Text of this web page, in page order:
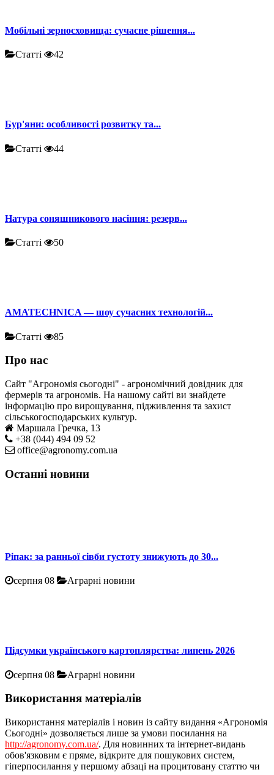
Мобільні зерносховища: сучасне рішення...
Статті 42
Бур'яни: особливості розвитку та...
Статті 44
Натура соняшникового насіння: резерв...
Статті 50
AMATECHNICA — шоу сучасних технологій...
Статті 85
Про нас
Сайт "Агрономія сьогодні" - агрономічний довідник для
фермерів та агрономів. На нашому сайті ви знайдете
інформацію про вирощування, підживлення та захист
сільськогосподарських культур.
Маршала Гречка, 13
+38 (044) 494 09 52
office@agronomy.com.ua
Останні новини
Ріпак: за ранньої сівби густоту знижують до 30...
серпня 08 Аграрні новини
Підсумки українського картоплярства: липень 2026
серпня 08 Аграрні новини
Використання матеріалів
Використання матеріалів і новин із сайту видання «Агрономія
Сьогодні» дозволяється лише за умови посилання на
http://agronomy.com.ua/. Для новинних та інтернет-видань
обов'язковим є пряме, відкрите для пошукових систем,
гіперпосилання у першому абзаці на процитовану статтю чи